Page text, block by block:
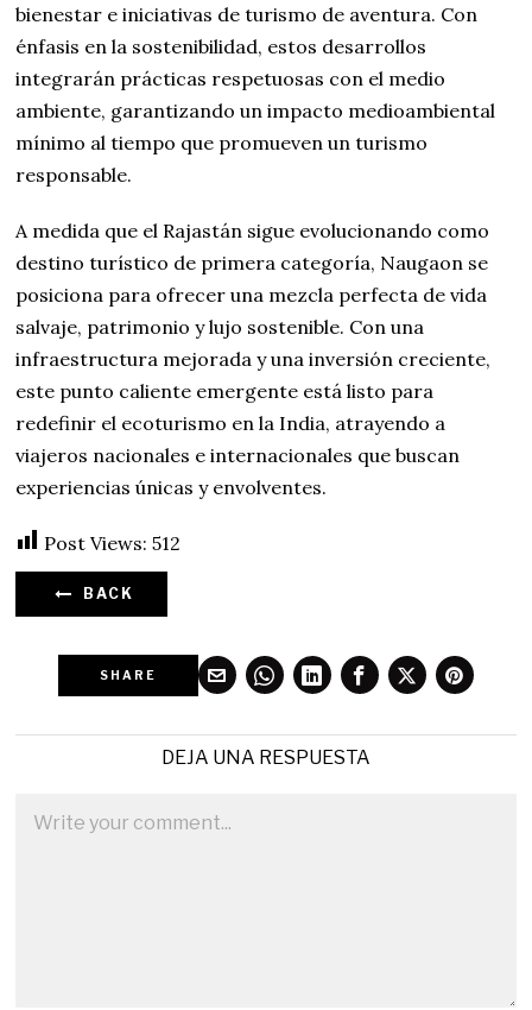
bienestar e iniciativas de turismo de aventura. Con
énfasis en la sostenibilidad, estos desarrollos
integrarán prácticas respetuosas con el medio
ambiente, garantizando un impacto medioambiental
mínimo al tiempo que promueven un turismo
responsable.
A medida que el Rajastán sigue evolucionando como
destino turístico de primera categoría, Naugaon se
posiciona para ofrecer una mezcla perfecta de vida
salvaje, patrimonio y lujo sostenible. Con una
infraestructura mejorada y una inversión creciente,
este punto caliente emergente está listo para
redefinir el ecoturismo en la India, atrayendo a
viajeros nacionales e internacionales que buscan
experiencias únicas y envolventes.
Post Views: 512
BACK
SHARE
DEJA UNA RESPUESTA